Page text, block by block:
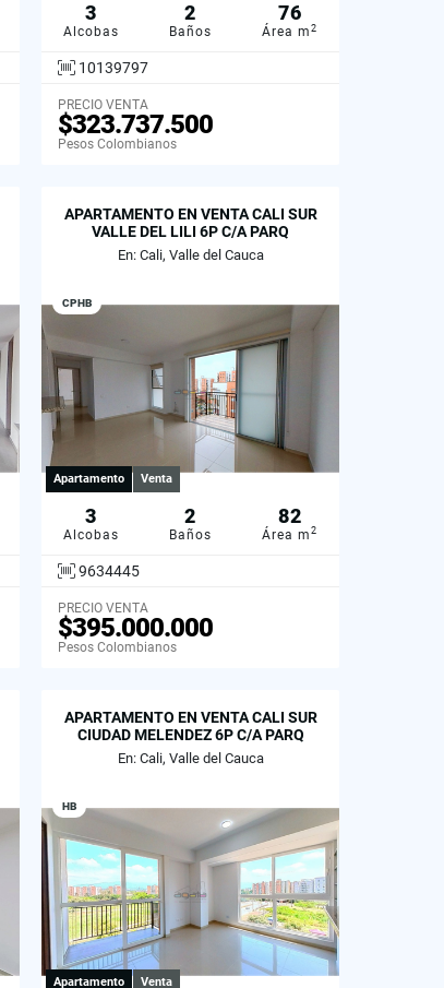
3
Alcobas
2
Baños
76
Área m 2
10139797
PRECIO VENTA
$323.737.500
Pesos Colombianos
APARTAMENTO EN VENTA CALI SUR
VALLE DEL LILI 6P C/A PARQ
En: Cali, Valle del Cauca
CPHB
Apartamento Venta
3
Alcobas
2
Baños
82
Área m 2
9634445
PRECIO VENTA
$395.000.000
Pesos Colombianos
APARTAMENTO EN VENTA CALI SUR
CIUDAD MELENDEZ 6P C/A PARQ
En: Cali, Valle del Cauca
HB
Apartamento Venta